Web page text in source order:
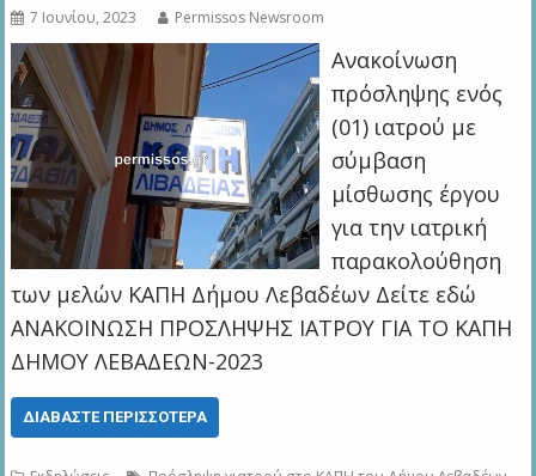
7 Ιουνίου, 2023 Permissos Newsroom
Ανακοίνωση
πρόσληψης ενός
(01) ιατρού με
σύμβαση
μίσθωσης έργου
για την ιατρική
παρακολούθηση
των μελών ΚΑΠΗ Δήμου Λεβαδέων Δείτε εδώ
ΑΝΑΚΟΙΝΩΣΗ ΠΡΟΣΛΗΨΗΣ ΙΑΤΡΟΥ ΓΙΑ ΤΟ ΚΑΠΗ
ΔΗΜΟΥ ΛΕΒΑΔΕΩΝ-2023
ΔΙΑΒΆΣΤΕ ΠΕΡΙΣΣΌΤΕΡΑ